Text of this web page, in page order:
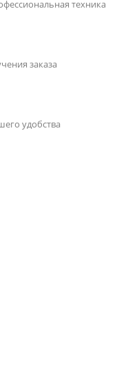
техника
заказа
удобства